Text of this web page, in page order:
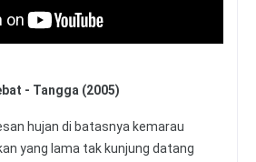
- Tangga (2005)
hujan di batasnya kemarau
yang lama tak kunjung datang